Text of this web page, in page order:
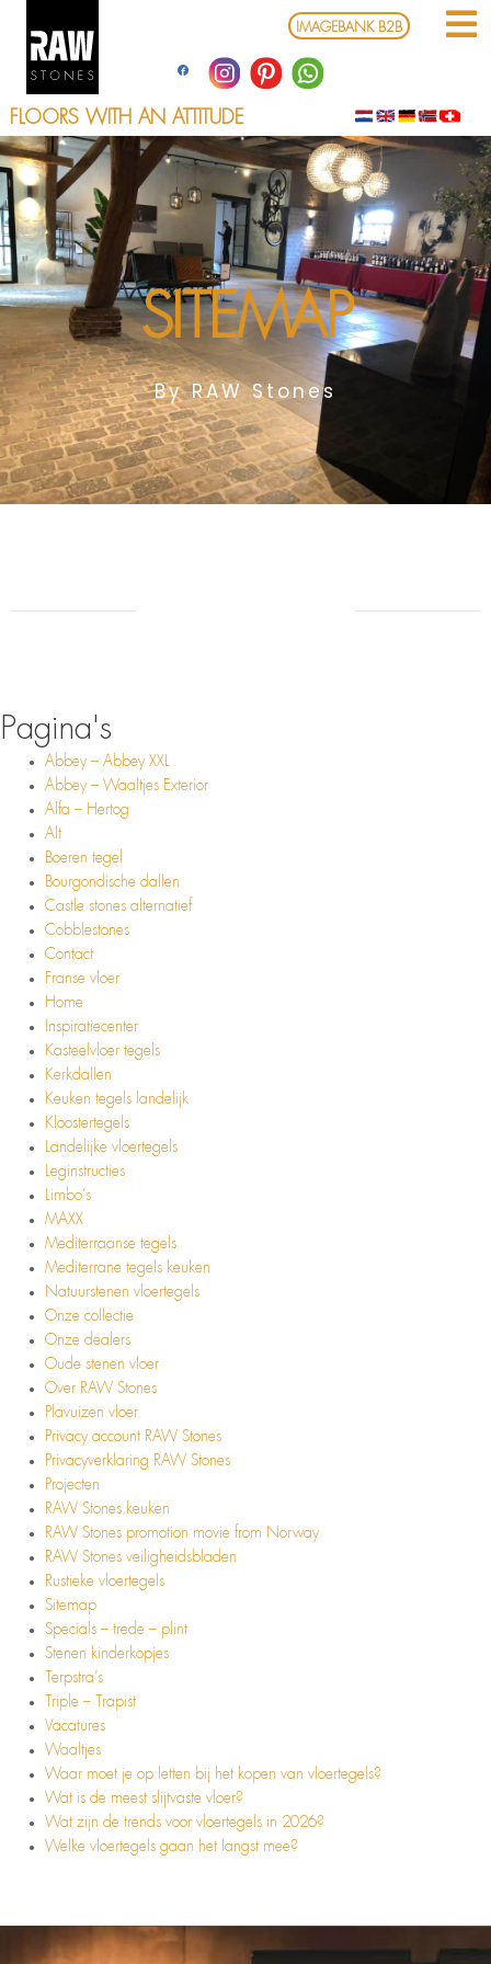
inhoud
IMAGEBANK B2B
FLOORS WITH AN ATTITUDE
SITEMAP
By RAW Stones
Pagina's
Abbey – Abbey XXL
Abbey – Waaltjes Exterior
Alfa – Hertog
Alt
Boeren tegel
Bourgondische dallen
Castle stones alternatief
Cobblestones
Contact
Franse vloer
Home
Inspiratiecenter
Kasteelvloer tegels
Kerkdallen
Keuken tegels landelijk
Kloostertegels
Landelijke vloertegels
Leginstructies
Limbo’s
MAXX
Mediterraanse tegels
Mediterrane tegels keuken
Natuurstenen vloertegels
Onze collectie
Onze dealers
Oude stenen vloer
Over RAW Stones
Plavuizen vloer
Privacy account RAW Stones
Privacyverklaring RAW Stones
Projecten
RAW Stones keuken
RAW Stones promotion movie from Norway
RAW Stones veiligheidsbladen
Rustieke vloertegels
Sitemap
Specials – trede – plint
Stenen kinderkopjes
Terpstra’s
Triple – Trapist
Vacatures
Waaltjes
Waar moet je op letten bij het kopen van vloertegels?
Wat is de meest slijtvaste vloer?
Wat zijn de trends voor vloertegels in 2026?
Welke vloertegels gaan het langst mee?